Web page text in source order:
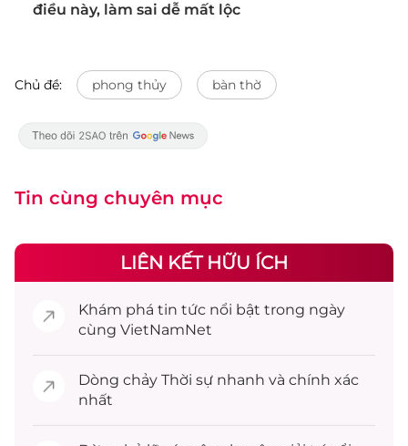
điều này, làm sai dễ mất lộc
Chủ đề: phong thủy bàn thờ
Tin cùng chuyên mục
LIÊN KẾT HỮU ÍCH
Khám phá tin tức nổi bật trong ngày
cùng VietNamNet
Dòng chảy Thời sự nhanh và chính xác
nhất